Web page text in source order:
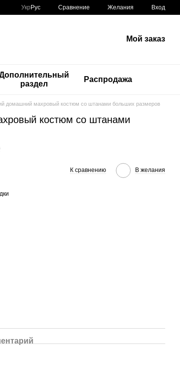
Укр Рус Сравнение Желания Вход
Мой заказ
раздел
Распродажа
домашний махровый костюм со штанами больших размеров
костюм со штанами
К сравнению В желания